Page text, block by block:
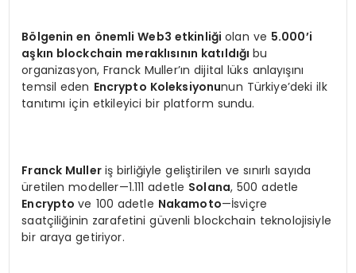
Bölgenin en önemli Web3 etkinliğiolan ve 5.000’i
aşkın blockchain meraklısının katıldığıbu
organizasyon, Franck Muller’ın dijital lüks anlayışını
temsil eden Encrypto Koleksiyonunun Türkiye’deki ilk
tanıtımı için etkileyici bir platform sundu.
Franck Muller iş birliğiyle geliştirilen ve sınırlı sayıda
üretilen modeller—1.111 adetle Solana, 500 adetle
Encryptove 100 adetle Nakamoto—İsviçre
saatçiliğinin zarafetini güvenli blockchain teknolojisiyle
bir araya getiriyor.